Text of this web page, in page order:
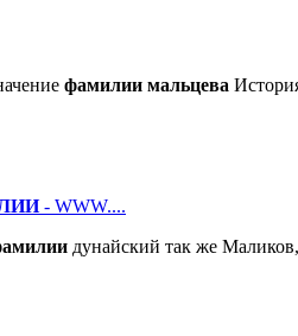
фамилии мальцева
- WWW....
дунайский так же